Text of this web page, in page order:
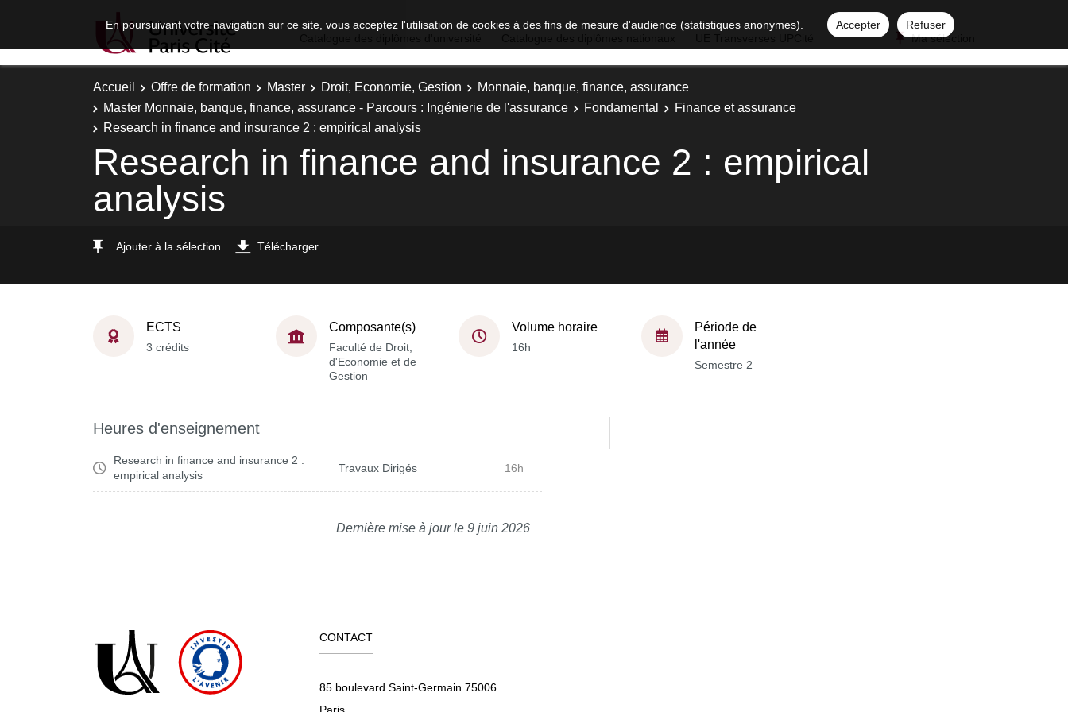
En poursuivant votre navigation sur ce site, vous acceptez l'utilisation de cookies à des fins de mesure d'audience (statistiques anonymes). Accepter
Refuser
Ma sélection
Accueil Offre de formation Master Droit, Economie, Gestion
Monnaie, banque, finance, assurance
Master Monnaie, banque, finance, assurance - Parcours : Ingénierie de l'assurance
Fondamental
Finance et assurance
Research in finance and insurance 2 : empirical analysis
Research in finance and insurance 2 : empirical
analysis
Ajouter à la sélection Télécharger
ECTS
3 crédits
Composante(s)
Faculté de Droit,
d'Economie et de
Gestion
Volume horaire
16h
Période de
l'année
Semestre 2
Heures d'enseignement
Research in finance and insurance 2 :
empirical analysis
Travaux Dirigés 16h
Dernière mise à jour le 9 juin 2026
CONTACT
85 boulevard Saint-Germain 75006